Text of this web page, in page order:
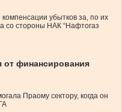
убытков за, по их
со стороны НАК “Нафтогаз
от финансирования
Праому сектору, когда он